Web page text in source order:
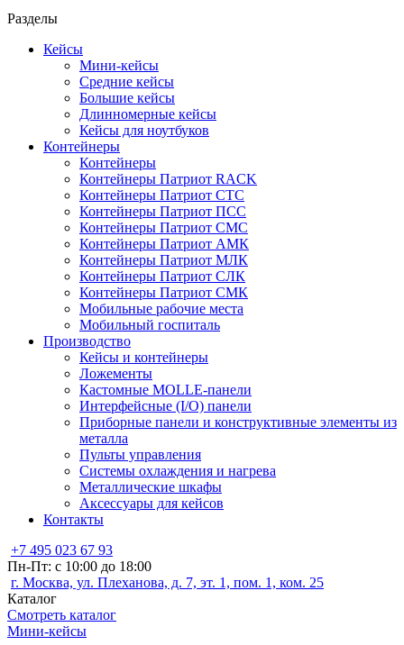
Разделы
Кейсы
Мини-кейсы
Средние кейсы
Большие кейсы
Длинномерные кейсы
Кейсы для ноутбуков
Контейнеры
Контейнеры
Контейнеры Патриот RACK
Контейнеры Патриот СТС
Контейнеры Патриот ПСС
Контейнеры Патриот СМС
Контейнеры Патриот АМК
Контейнеры Патриот МЛК
Контейнеры Патриот СЛК
Контейнеры Патриот СМК
Мобильные рабочие места
Мобильный госпиталь
Производство
Кейсы и контейнеры
Ложементы
Кастомные MOLLE-панели
Интерфейсные (I/O) панели
Приборные панели и конструктивные элементы из
металла
Пульты управления
Системы охлаждения и нагрева
Металлические шкафы
Аксессуары для кейсов
Контакты
+7 495 023 67 93
Пн-Пт: с 10:00 до 18:00
г. Москва, ул. Плеханова, д. 7, эт. 1, пом. 1, ком. 25
Каталог
Смотреть каталог
Мини-кейсы